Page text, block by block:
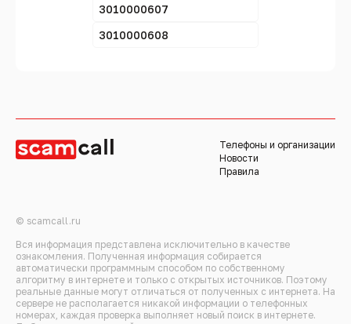
3010000607
3010000608
Телефоны и организации
Новости
Правила
© scamcall.ru
Вся информация представлена исключительно в качестве
ознакомления. Полученная информация собирается
автоматически программным способом по собственному
алгоритму в интернете и только с открытых источников. Поэтому
реальные данные могут отличаться от полученных с интернета. На
сервере не располагается никакой информации о телефонных
номерах, каждая проверка выполняет новый поиск в интернете.